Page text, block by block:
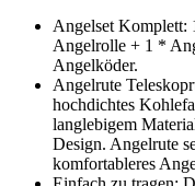
Angelset
Angelrolle + 1 *
Angelköder.
Angelrute
hochdichtes
langlebigem
Design. Angelrute
komfortableres